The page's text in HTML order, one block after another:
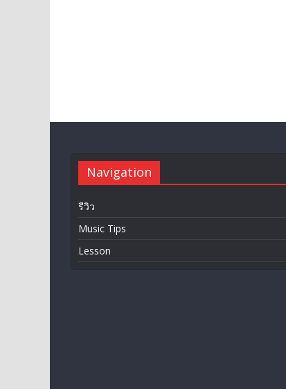
Navigation
รีวิว
Music Tips
Lesson